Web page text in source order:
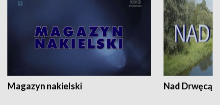
Magazyn nakielski Nad Drwęcą